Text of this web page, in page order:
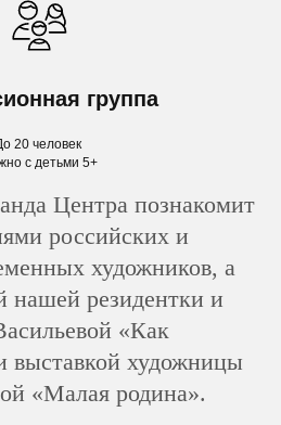
группа
20 человек
с детьми 5+
Центра познакомит
российских и
художников, а
нашей резидентки и
«Как
выставкой художницы
«Малая родина».